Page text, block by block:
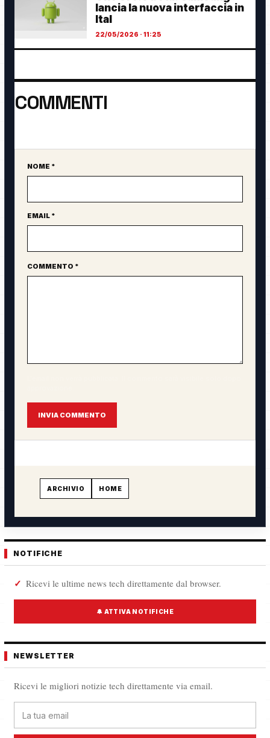
lancia la nuova interfaccia in
Ital
22/05/2026 · 11:25
COMMENTI
Sito web
NOME *
EMAIL *
COMMENTO *
INVIA COMMENTO
ARCHIVIO HOME
NOTIFICHE
Ricevi le ultime news tech direttamente dal browser.
🔔 ATTIVA NOTIFICHE
NEWSLETTER
Ricevi le migliori notizie tech direttamente via email.